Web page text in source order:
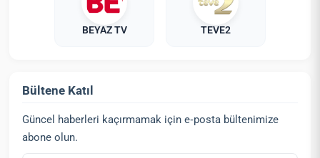
BEYAZ TV TEVE2
Bültene Katıl
Güncel haberleri kaçırmamak için e‑posta bültenimize
abone olun.